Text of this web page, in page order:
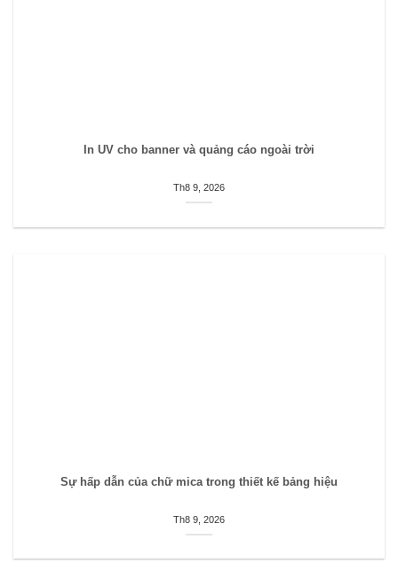
In UV cho banner và quảng cáo ngoài trời
Th8 9, 2026
Sự hấp dẫn của chữ mica trong thiết kế bảng hiệu
Th8 9, 2026